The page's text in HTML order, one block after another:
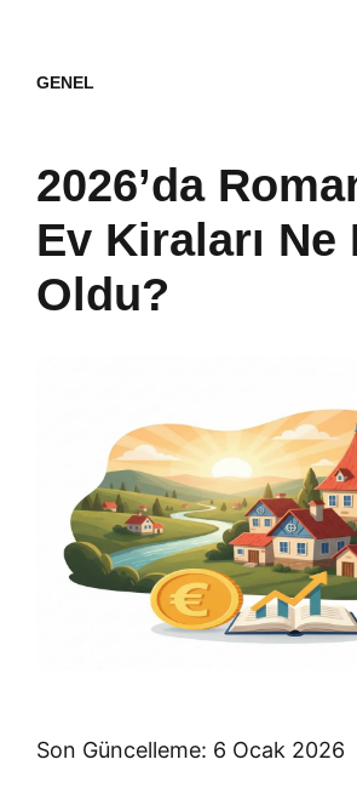
GENEL
2026’da
Ev Kiraları Ne
Oldu?
Son Güncelleme: 6 Ocak 2026